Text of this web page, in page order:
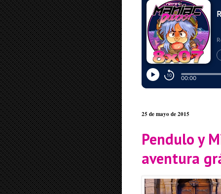
25 de mayo de 2015
Pendulo y
aventura